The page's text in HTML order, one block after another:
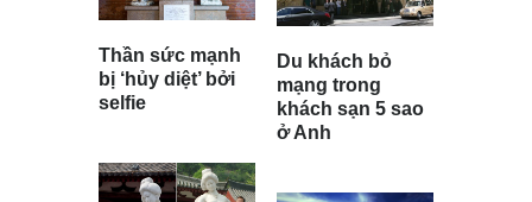
Thần sức mạnh
bị ‘hủy diệt’ bởi
selfie
Du khách bỏ
mạng trong
khách sạn 5 sao
ở Anh